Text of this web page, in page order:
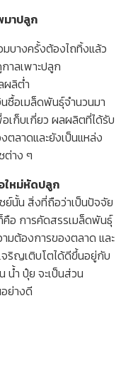
มาปลูก
มบางครั้งต้องไถทิ้งแล้ว
าลเพาะปลูก
ผลิต่ำ
ซื้อเมล็ดพันธุ์จำนวนมา
เก็บเกี่ยว ผลผลิตที่ได้รับ
ตลาดและยังเป็นแหล่ง
ต่าง ๆ
ใหม่หัดปลูก
ย์นั้น สิ่งที่ถือว่าเป็นปัจจัย
อ การคัดสรรเมล็ดพันธุ์
ต้องการของตลาด และ
ริญเติบโตได้ดีขึ้นอยู่กับ
ำ ปุ๋ย จะเป็นส่วน
ย่างดี